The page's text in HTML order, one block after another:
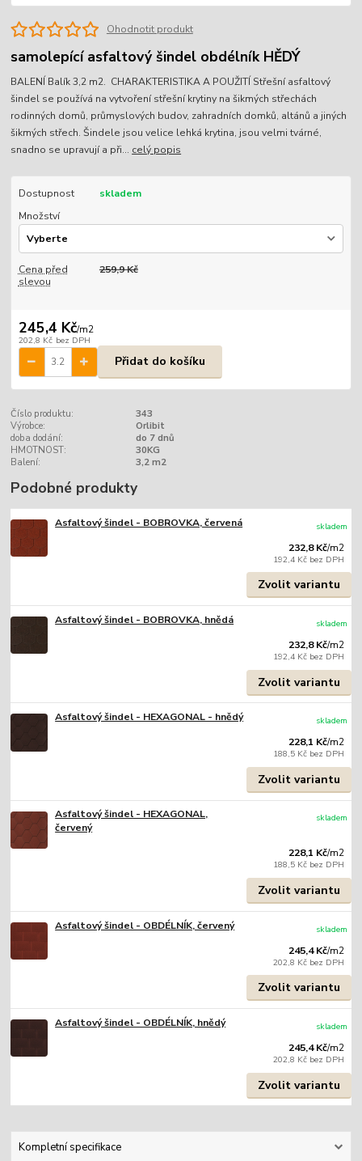
Ohodnotit produkt
samolepící asfaltový šindel obdélník HĚDÝ
BALENÍ Balík 3,2 m2. CHARAKTERISTIKA A POUŽITÍ Střešní asfaltový
šindel se používá na vytvoření střešní krytiny na šikmých střechách
rodinných domů, průmyslových budov, zahradních domků, altánů a jiných
šikmých střech. Šindele jsou velice lehká krytina, jsou velmi tvárné,
snadno se upravují a při... celý popis
Dostupnost
skladem
Množství
Cena před
slevou
259,9 Kč
245,4 Kč/m2
202,8 Kč bez DPH
Přidat do košíku
Číslo produktu:
343
Výrobce:
Orlibit
doba dodání:
do 7 dnů
HMOTNOST:
30KG
Balení:
3,2 m2
Podobné produkty
Asfaltový šindel - BOBROVKA, červená
232,8 Kč/m2
192,4 Kč bez DPH
skladem
Zvolit variantu
Asfaltový šindel - BOBROVKA, hnědá
232,8 Kč/m2
192,4 Kč bez DPH
skladem
Zvolit variantu
Asfaltový šindel - HEXAGONAL - hnědý
228,1 Kč/m2
188,5 Kč bez DPH
skladem
Zvolit variantu
Asfaltový šindel - HEXAGONAL,
červený
228,1 Kč/m2
188,5 Kč bez DPH
skladem
Zvolit variantu
Asfaltový šindel - OBDÉLNÍK, červený
245,4 Kč/m2
202,8 Kč bez DPH
skladem
Zvolit variantu
Asfaltový šindel - OBDÉLNÍK, hnědý
245,4 Kč/m2
202,8 Kč bez DPH
skladem
Zvolit variantu
Kompletní specifikace